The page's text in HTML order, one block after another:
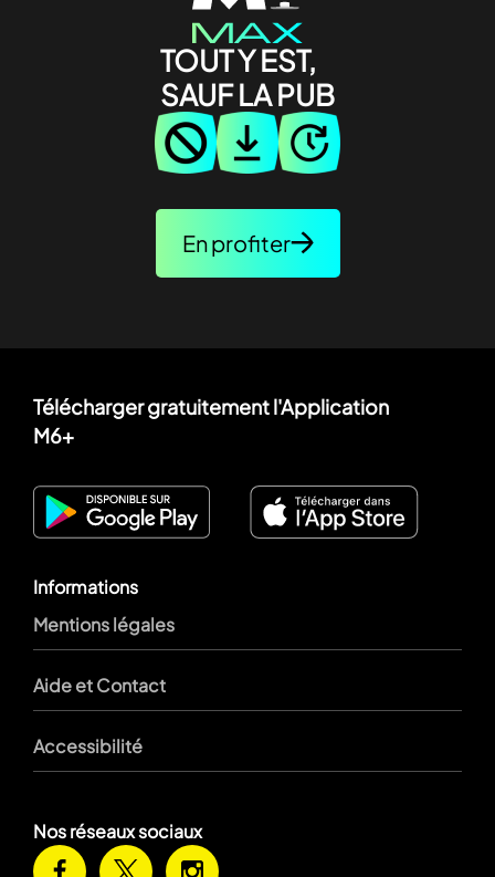
TOUT Y EST,
SAUF LA PUB
En profiter
Télécharger gratuitement l'Application
M6+
Informations
Mentions légales
Aide et Contact
Accessibilité
Nos réseaux sociaux